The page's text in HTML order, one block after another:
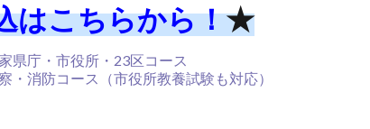
はこちらから！★
県庁・市役所・23区コース
消防コース（市役所教養試験も対応）